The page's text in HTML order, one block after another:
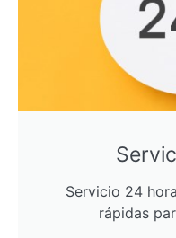
Servicio 24
rápidas